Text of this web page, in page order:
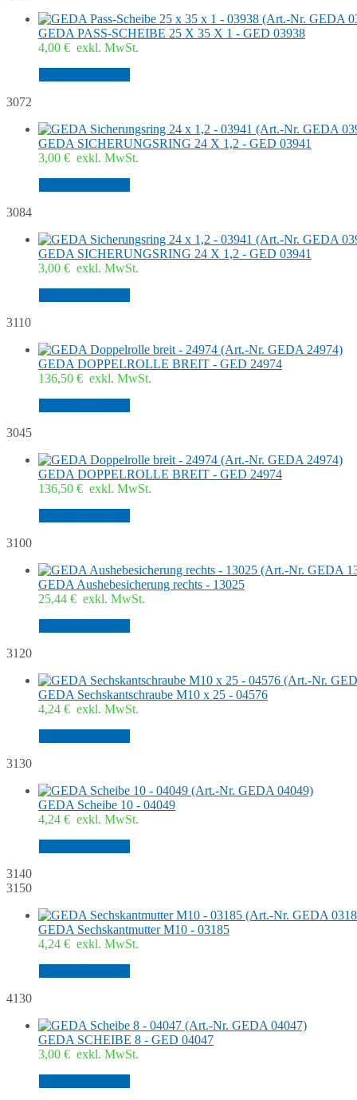
GEDA PASS-SCHEIBE 25 X 35 X 1 - GED 03938
4,00 € exkl. MwSt.
3072
GEDA SICHERUNGSRING 24 X 1,2 - GED 03941
3,00 € exkl. MwSt.
3084
GEDA SICHERUNGSRING 24 X 1,2 - GED 03941
3,00 € exkl. MwSt.
3110
GEDA DOPPELROLLE BREIT - GED 24974
136,50 € exkl. MwSt.
3045
GEDA DOPPELROLLE BREIT - GED 24974
136,50 € exkl. MwSt.
3100
GEDA Aushebesicherung rechts - 13025
25,44 € exkl. MwSt.
3120
GEDA Sechskantschraube M10 x 25 - 04576
4,24 € exkl. MwSt.
3130
GEDA Scheibe 10 - 04049
4,24 € exkl. MwSt.
3140
3150
GEDA Sechskantmutter M10 - 03185
4,24 € exkl. MwSt.
4130
GEDA SCHEIBE 8 - GED 04047
3,00 € exkl. MwSt.